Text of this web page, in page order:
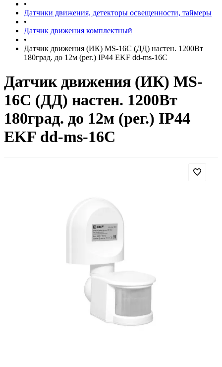
•
Датчики движения, детекторы освещенности, таймеры
•
Датчик движения комплектный
•
Датчик движения (ИК) MS-16C (ДД) настен. 1200Вт
180град. до 12м (рег.) IP44 EKF dd-ms-16C
Датчик движения (ИК) MS-
16C (ДД) настен. 1200Вт
180град. до 12м (рег.) IP44
EKF dd-ms-16C